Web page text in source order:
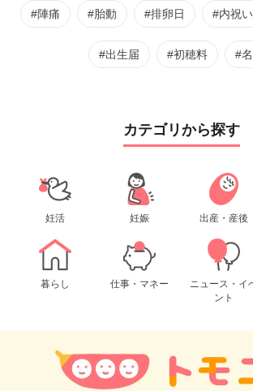
#陣痛 #胎動 #排卵日 #内祝い
#出生届 #初穂料 #
カテゴリから探す
妊活 妊娠 出産・産後
暮らし 仕事・マネー
ニュース・イ
ント